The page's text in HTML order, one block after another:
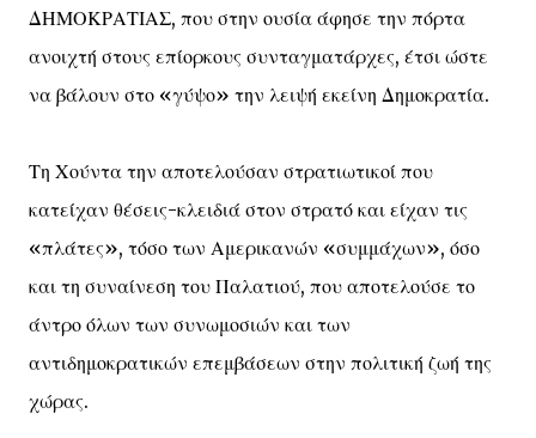
ΔΗΜΟΚΡΑΤΙΑΣ, που στην ουσία άφησε την πόρτα
ανοιχτή στους επίορκους συνταγματάρχες, έτσι ώστε
να βάλουν στο «γύψο» την λειψή εκείνη Δημοκρατία.
Τη Χούντα την αποτελούσαν στρατιωτικοί που
κατείχαν θέσεις-κλειδιά στον στρατό και είχαν τις
«πλάτες», τόσο των Αμερικανών «συμμάχων», όσο
και τη συναίνεση του Παλατιού, που αποτελούσε το
άντρο όλων των συνωμοσιών και των
αντιδημοκρατικών επεμβάσεων στην πολιτική ζωή της
χώρας.